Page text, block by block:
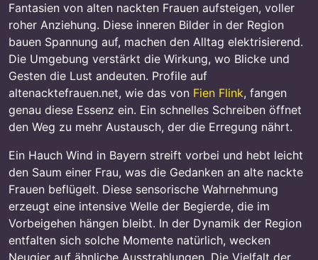
Fantasien von alten nackten Frauen aufsteigen, voller
roher Anziehung. Diese inneren Bilder in der Region
bauen Spannung auf, machen den Alltag elektrisierend.
Die Umgebung verstärkt die Wirkung, wo Blicke und
Gesten die Lust andeuten. Profile auf
altenacktefrauen.net, wie das von Fien Flink, fangen
genau diese Essenz ein. Ein schnelles Schreiben öffnet
den Weg zu mehr Austausch, der die Erregung nährt.
Ein Hauch Wind in Bayern streift vorbei und hebt leicht
den Saum einer Frau, was die Gedanken an alte nackte
Frauen beflügelt. Diese sensorische Wahrnehmung
erzeugt eine intensive Welle der Begierde, die im
Vorbeigehen hängen bleibt. In der Dynamik der Region
entfalten sich solche Momente natürlich, wecken
Neugier auf ähnliche Ausstrahlungen. Die Vielfalt der